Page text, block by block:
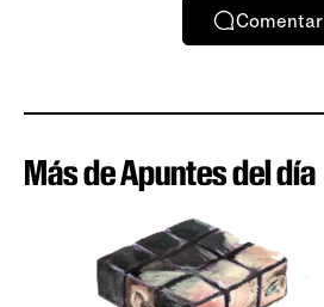
Comentar
Más de Apuntes del día